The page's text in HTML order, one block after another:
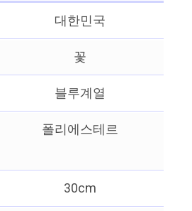
대한민국
꽃
블루계열
폴리에스테르
30cm